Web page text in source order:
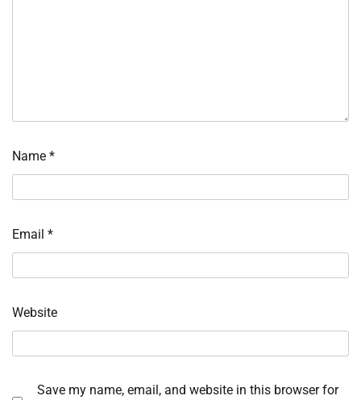
Name *
Email *
Website
Save my name, email, and website in this browser for